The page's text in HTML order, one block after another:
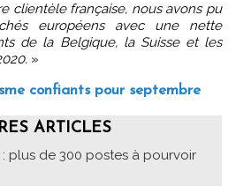
clientèle française, nous avons pu
européens avec une nette
de la Belgique, la Suisse et les
»
confiants pour septembre
ARTICLES
: plus de 300 postes à pourvoir